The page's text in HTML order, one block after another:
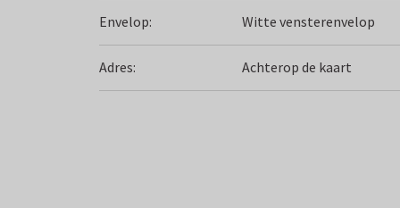
Envelop: Witte vensterenvelop
Adres: Achterop de kaart